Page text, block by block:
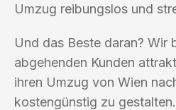
Umzug reibungslos und
Und das Beste daran? Wir
abgehenden Kunden
ihren Umzug von Wien
kostengünstig zu